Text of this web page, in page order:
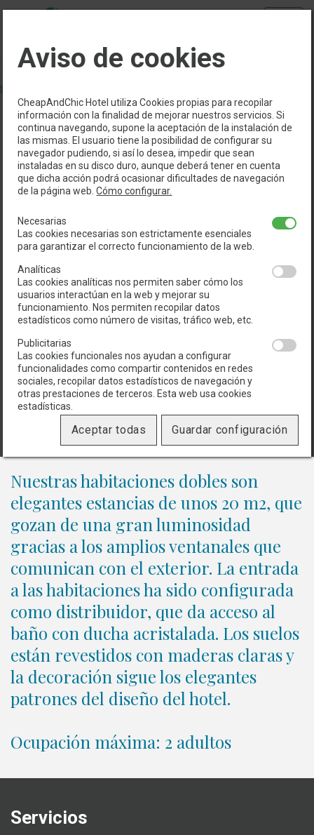
Reserva directamente con nosotros y aprovéchate de las
siguientes ventajas
SAL
HABITACIÓN DOBLE
Sazona tus vacaciones con
experiencias y actividades en plena
naturaleza.
Nuestras habitaciones dobles son
elegantes estancias de unos 20 m2, que
gozan de una gran luminosidad
gracias a los amplios ventanales que
comunican con el exterior. La entrada
a las habitaciones ha sido configurada
como distribuidor, que da acceso al
baño con ducha acristalada. Los suelos
están revestidos con maderas claras y
la decoración sigue los elegantes
patrones del diseño del hotel.
Ocupación máxima: 2 adultos
Servicios
Aceptar todas Guardar configuración
Aviso de cookies
CheapAndChic Hotel utiliza Cookies propias para recopilar
información con la finalidad de mejorar nuestros servicios. Si
continua navegando, supone la aceptación de la instalación de
las mismas. El usuario tiene la posibilidad de configurar su
navegador pudiendo, si así lo desea, impedir que sean
instaladas en su disco duro, aunque deberá tener en cuenta
que dicha acción podrá ocasionar dificultades de navegación
de la página web.Cómo configurar.
Necesarias
Las cookies necesarias son estrictamente esenciales
para garantizar el correcto funcionamiento de la web.
Analíticas
Las cookies analíticas nos permiten saber cómo los
usuarios interactúan en la web y mejorar su
funcionamiento. Nos permiten recopilar datos
estadísticos como número de visitas, tráfico web, etc.
Publicitarias
Las cookies funcionales nos ayudan a configurar
funcionalidades como compartir contenidos en redes
sociales, recopilar datos estadísticos de navegación y
otras prestaciones de terceros. Esta web usa cookies
estadísticas.